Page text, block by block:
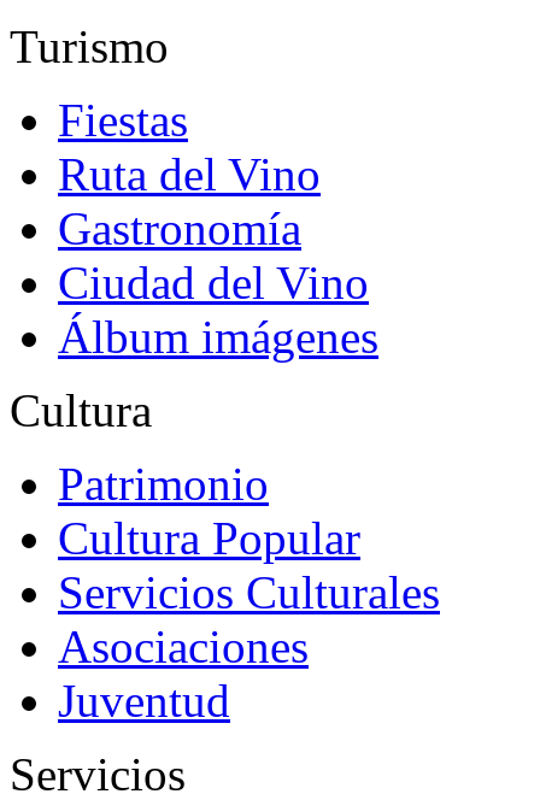
Turismo
Fiestas
Ruta del Vino
Gastronomía
Ciudad del Vino
Álbum imágenes
Cultura
Patrimonio
Cultura Popular
Servicios Culturales
Asociaciones
Juventud
Servicios